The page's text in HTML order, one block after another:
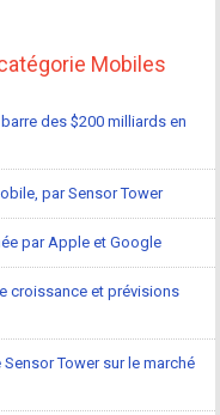
Mobiles
des $200 milliards en
par Sensor Tower
par Apple et Google
croissance et prévisions
Tower sur le marché